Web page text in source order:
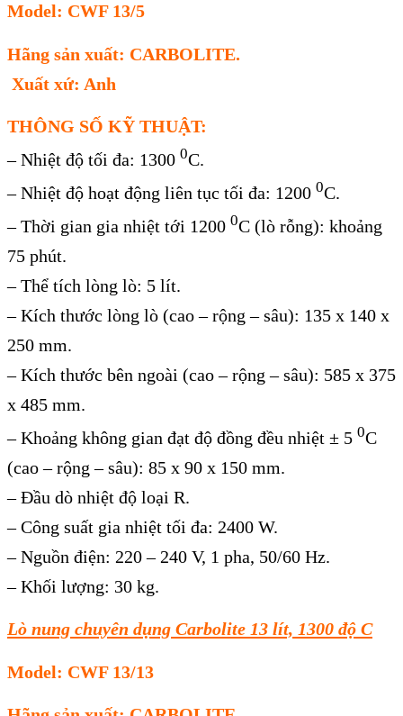
Model: CWF 13/5
Hãng sản xuất: CARBOLITE.
Xuất xứ: Anh
THÔNG SỐ KỸ THUẬT:
– Nhiệt độ tối đa: 1300 0C.
– Nhiệt độ hoạt động liên tục tối đa: 1200 0C.
– Thời gian gia nhiệt tới 1200 0C (lò rỗng): khoảng
75 phút.
– Thể tích lòng lò: 5 lít.
– Kích thước lòng lò (cao – rộng – sâu): 135 x 140 x
250 mm.
– Kích thước bên ngoài (cao – rộng – sâu): 585 x 375
x 485 mm.
– Khoảng không gian đạt độ đồng đều nhiệt ± 5 0C
(cao – rộng – sâu): 85 x 90 x 150 mm.
– Đầu dò nhiệt độ loại R.
– Công suất gia nhiệt tối đa: 2400 W.
– Nguồn điện: 220 – 240 V, 1 pha, 50/60 Hz.
– Khối lượng: 30 kg.
Lò nung chuyên dụng Carbolite 13 lít, 1300 độ C
Model: CWF 13/13